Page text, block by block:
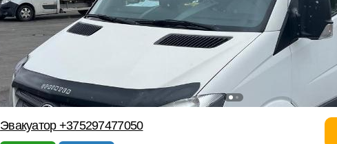
Эвакуатор +375297477050